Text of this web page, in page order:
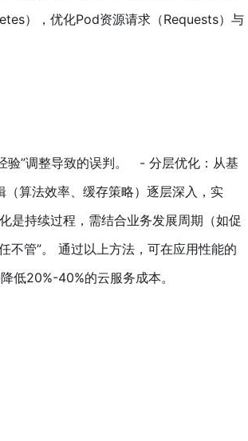
），优化Pod资源请求（Requests）与
验”调整导致的误判。 - 分层优化：从基
算法效率、缓存策略）逐层深入，实
是持续过程，需结合业务发展周期（如促
不管”。 通过以上方法，可在应用性能的
低20%-40%的云服务成本。